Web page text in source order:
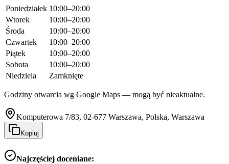
Poniedziałek 10:00–20:00
Wtorek
10:00–20:00
Środa
10:00–20:00
Czwartek
10:00–20:00
Piątek
10:00–20:00
Sobota
10:00–20:00
Niedziela
Zamknięte
Godziny otwarcia wg Google Maps — mogą być nieaktualne.
Komputerowa 7/83, 02-677 Warszawa, Polska, Warszawa
Kopiuj
Najczęściej doceniane: